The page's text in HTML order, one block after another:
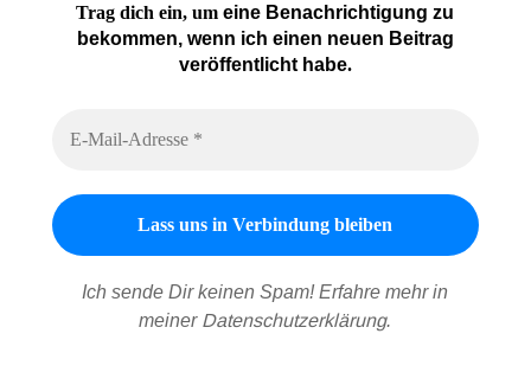
Trag dich ein, umeine Benachrichtigung zu
bekommen, wenn ich einen neuen Beitrag
veröffentlicht habe.
Ich sende Dir keinen Spam! Erfahre mehr in
meiner Datenschutzerklärung.